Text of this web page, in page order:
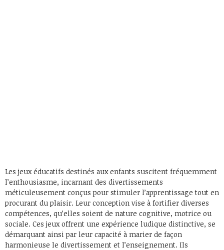
Les jeux éducatifs destinés aux enfants suscitent fréquemment
l’enthousiasme, incarnant des divertissements
méticuleusement conçus pour stimuler l’apprentissage tout en
procurant du plaisir. Leur conception vise à fortifier diverses
compétences, qu’elles soient de nature cognitive, motrice ou
sociale. Ces jeux offrent une expérience ludique distinctive, se
démarquant ainsi par leur capacité à marier de façon
harmonieuse le divertissement et l’enseignement. Ils